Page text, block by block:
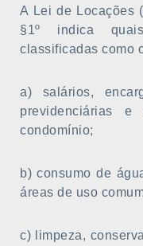
A Lei de Locações
§1º indica
classificadas como
a) salários,
previdenciárias
condomínio;
b) consumo de
áreas de uso
c) limpeza,